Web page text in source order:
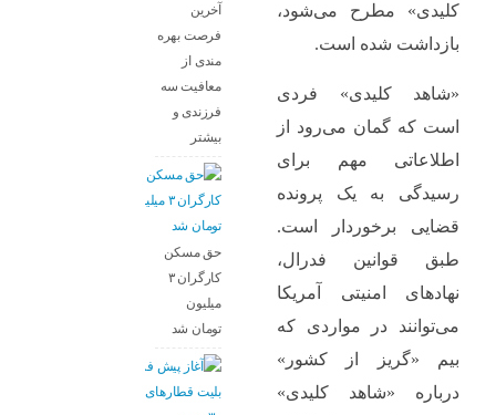
کلیدی» مطرح می‌شود،
بازداشت شده است.
«شاهد کلیدی» فردی
است که گمان می‌رود از
اطلاعاتی مهم برای
رسیدگی به یک پرونده
قضایی برخوردار است.
طبق قوانین فدرال،
نهادهای امنیتی آمریکا
می‌توانند در مواردی که
بیم «گریز از کشور»
درباره «شاهد کلیدی»
آخرین
فرصت بهره
مندی از
معافیت سه
فرزندی و
بیشتر
حق مسکن
کارگران ۳
میلیون
تومان شد